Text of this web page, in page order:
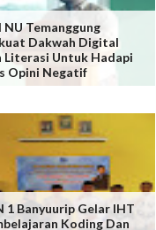
NU Temanggung
Dakwah Digital
Literasi Untuk Hadapi
Opini Negatif
1 Banyuurip Gelar IHT
Koding Dan